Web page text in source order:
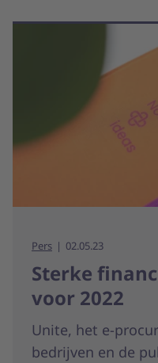
Pers 02.05.23
Sterke
voor 2022
Unite, het e-
bedrijven en de